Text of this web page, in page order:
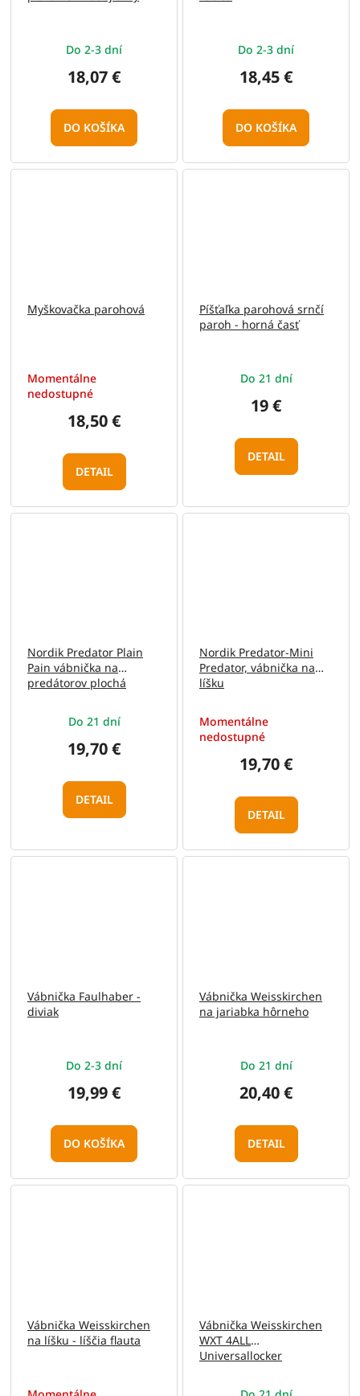
Do 2-3 dní
18,07 €
DO KOŠÍKA
Do 2-3 dní
18,45 €
DO KOŠÍKA
Myškovačka parohová
Momentálne
nedostupné
18,50 €
DETAIL
Píšťaľka parohová srnčí
paroh - horná časť
Do 21 dní
19 €
DETAIL
Nordik Predator Plain
Pain vábnička na
predátorov plochá
Do 21 dní
19,70 €
DETAIL
Nordik Predator-Mini
Predator, vábnička na
líšku
Momentálne
nedostupné
19,70 €
DETAIL
Vábnička Faulhaber -
diviak
Do 2-3 dní
19,99 €
DO KOŠÍKA
Vábnička Weisskirchen
na jariabka hôrneho
Do 21 dní
20,40 €
DETAIL
Vábnička Weisskirchen
na líšku - líščia flauta
Vábnička Weisskirchen
WXT 4ALL
Universallocker